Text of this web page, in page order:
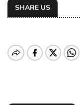
SHARE US